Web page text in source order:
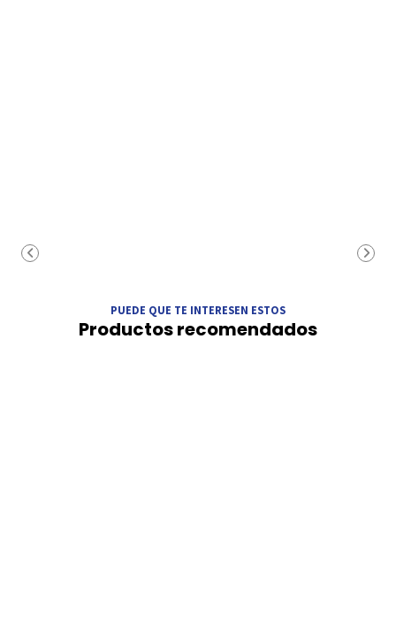
PUEDE QUE TE INTERESEN ESTOS
Productos recomendados